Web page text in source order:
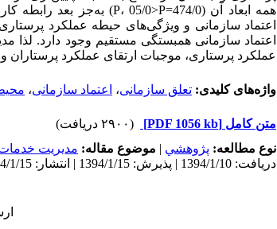
همه ابعاد آن (474/0=P، 05/0>P) به‌جز بعد رابطه کاری (020/0-=r، 05/0
اعتماد سازمانی و ویژگی‌های حیطه عملکرد
اعتماد سازمانی همبستگی مستقیم وجود دارد. لذا
عملکرد پرستاری، موجبات ارتقای عملکرد پرستاران
واژه‌های کلیدی: تعلق سازمانی، اعتماد سازمانی،
متن کامل [PDF 1056 kb]
(۲۹۰۰ دریافت)
نوع مطالعه: پژوهشي | موضوع مقاله: مدیریت
دریافت: 1394/1/10 | پذیرش: 1394/1/15 | انتشار: 1394/1/15